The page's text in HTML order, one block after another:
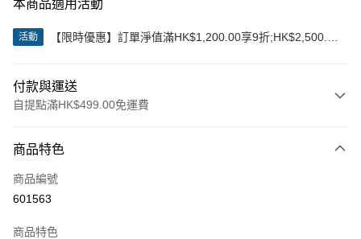
本商品適用活動
活動
【限時優惠】訂單淨值滿HK$1,200.00享9折;HK$2,500.00
付款與運送
自提點滿HK$499.00免運費
信用卡
Apple Pay
商品特色
商品編號
601563
商品特色